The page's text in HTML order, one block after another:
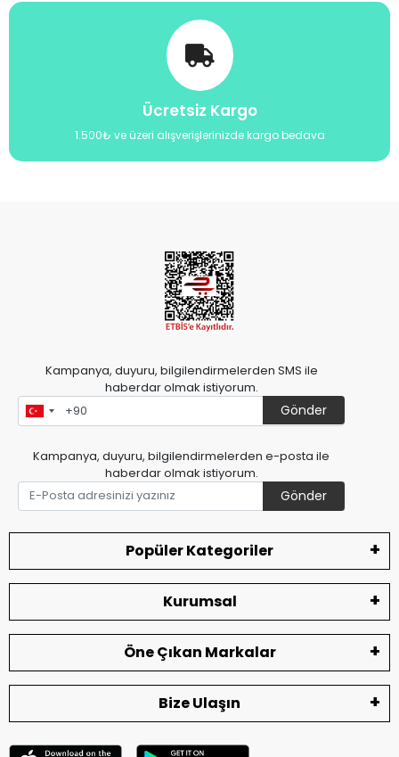
Ücretsiz Kargo
1.500₺ ve üzeri alışverişlerinizde kargo bedava
Kampanya, duyuru, bilgilendirmelerden SMS ile
haberdar olmak istiyorum.
Gönder
Kampanya, duyuru, bilgilendirmelerden e-posta ile
haberdar olmak istiyorum.
Gönder
Popüler Kategoriler
Kurumsal
Öne Çıkan Markalar
Bize Ulaşın